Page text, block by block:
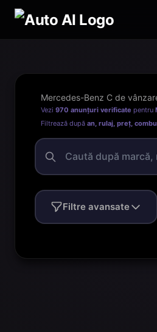
Mercedes-Benz C de
Vezi 970 anunțuri verificate pentru
Filtrează după an, rulaj, preț,
Filtre avansate